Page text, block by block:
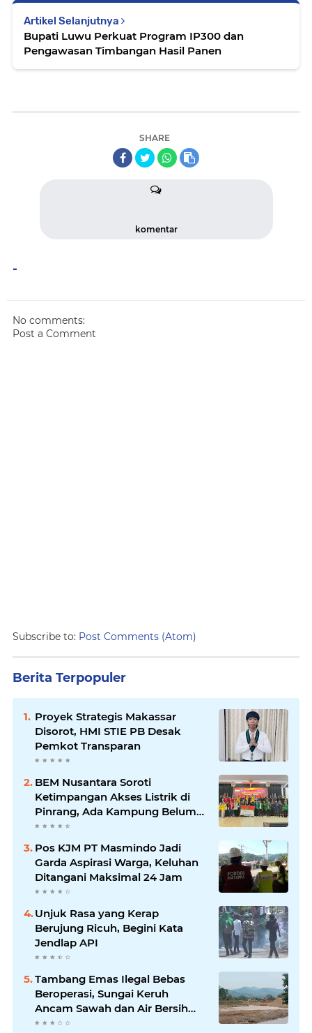
Artikel Selanjutnya
Bupati Luwu Perkuat Program IP300 dan
Pengawasan Timbangan Hasil Panen
SHARE
komentar
-
No comments:
Post a Comment
Subscribe to: Post Comments (Atom)
Berita Terpopuler
Proyek Strategis Makassar
Disorot, HMI STIE PB Desak
Pemkot Transparan
BEM Nusantara Soroti
Ketimpangan Akses Listrik di
Pinrang, Ada Kampung Belum
Terlayani
Pos KJM PT Masmindo Jadi
Garda Aspirasi Warga, Keluhan
Ditangani Maksimal 24 Jam
Unjuk Rasa yang Kerap
Berujung Ricuh, Begini Kata
Jendlap API
Tambang Emas Ilegal Bebas
Beroperasi, Sungai Keruh
Ancam Sawah dan Air Bersih
Warga Luwu